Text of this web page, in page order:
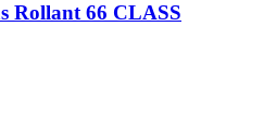
Rollant 66 CLASS